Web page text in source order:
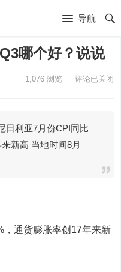
导航
哪个好？说说
1,076浏览 评论已关闭
日利亚7月份CPI同比
新高 当地时间8月
，通货膨胀率创17年来新